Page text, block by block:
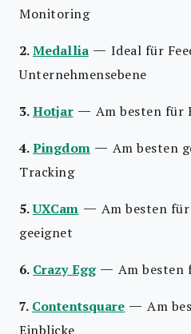
Monitoring
2.Medallia — Ideal für
Unternehmensebene
3.Hotjar — Am besten für
4.Pingdom — Am besten
Tracking
5.UXCam — Am besten
geeignet
6. Crazy Egg — Am besten
7. Contentsquare —Am
Einblicke